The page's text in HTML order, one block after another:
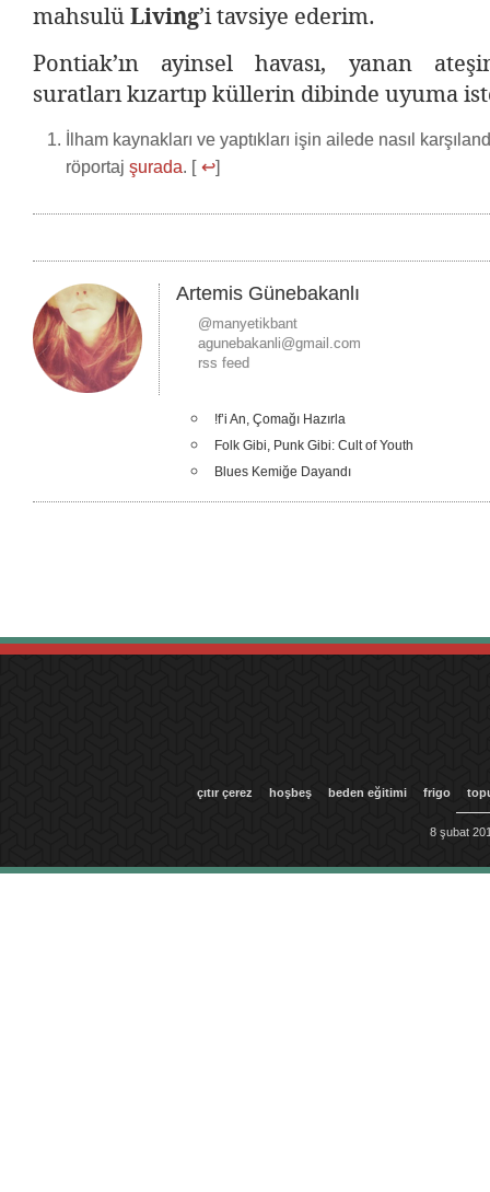
mahsulüLiving’i tavsiye ederim.
Pontiak’ın ayinsel havası, yanan
suratları kızartıp küllerin dibinde uyuma
İlham kaynakları ve yaptıkları işin ailede nasıl
röportaj şurada. [ ↩]
Artemis Günebakanlı
@manyetikbant
agunebakanli@gmail.com
rss feed
!f’i An, Çomağı Hazırla
Folk Gibi, Punk Gibi: Cult of Youth
Blues Kemiğe Dayandı
çıtır çerez hoşbeş beden eğitimi frigo
8 şubat